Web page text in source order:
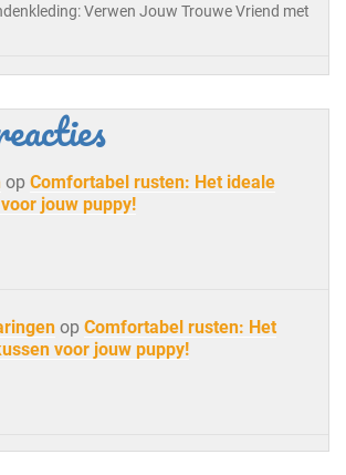
Verwen Jouw Trouwe Vriend met
op Comfortabel rusten: Het ideale
jouw puppy!
op Comfortabel rusten: Het
voor jouw puppy!